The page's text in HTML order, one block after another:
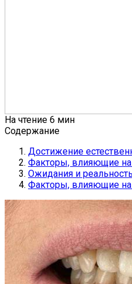
На чтение 6 мин
Содержание
Достижение
Факторы, влияющие на
Ожидания и
Факторы, влияющие на